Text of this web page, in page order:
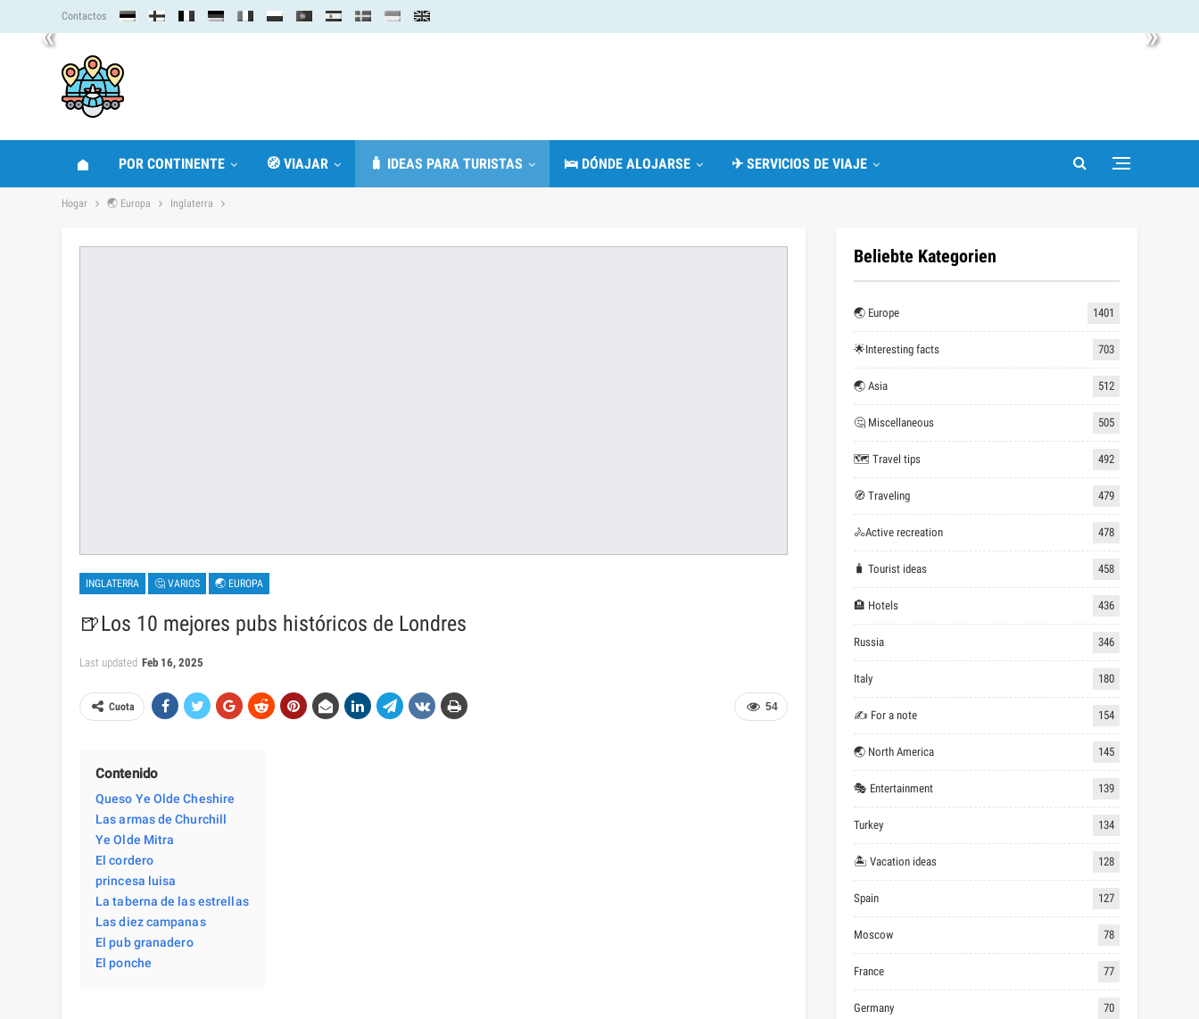
« »
Contactos
POR CONTINENTE 🧭 VIAJAR 🧳 IDEAS PARA TURISTAS 🛌 DÓNDE ALOJARSE ✈ SERVICIOS DE VIAJE
Hogar 🌏 Europa Inglaterra
INGLATERRA 🤔 VARIOS 🌏 EUROPA
🍺Los 10 mejores pubs históricos de Londres
Last updated Feb 16, 2025
54
Cuota
Contenido
Queso Ye Olde Cheshire
Las armas de Churchill
Ye Olde Mitra
El cordero
princesa luisa
La taberna de las estrellas
Las diez campanas
El pub granadero
El ponche
Beliebte Kategorien
🌏 Europe 1401
🌟Interesting facts 703
🌏 Asia 512
🤔 Miscellaneous 505
🗺 Travel tips 492
🧭 Traveling 479
🚴Active recreation 478
🧳 Tourist ideas 458
🏨 Hotels 436
Russia 346
Italy 180
✍ For a note 154
🌏 North America 145
🎭 Entertainment 139
Turkey 134
🏝 Vacation ideas 128
Spain 127
Moscow 78
France 77
Germany 70